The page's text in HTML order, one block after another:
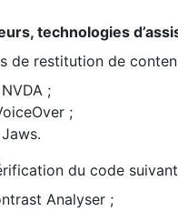
technologies
de restitution de
;
;
du code
Analyser ;